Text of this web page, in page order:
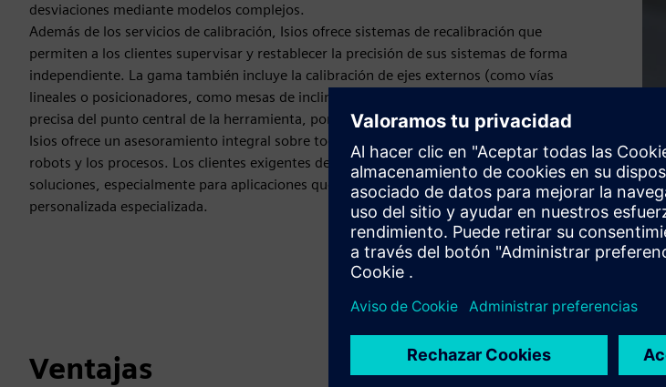
desviaciones mediante modelos complejos.
Además de los servicios de calibración, Isios ofrece sistemas de recalibración que
permiten a los clientes supervisar y restablecer la precisión de sus sistemas de forma
independiente. La gama también incluye la calibración de ejes externos (como vías
lineales o posicionadores, como mesas de inclinación giratoria) y la determinación
precisa del punto central de la herramienta, por ejemplo, en los husillos de fresado.
Isios ofrece un asesoramiento integral sobre todos los aspectos de la precisión de los
robots y los procesos. Los clientes exigentes de todo el mundo confían en estas
soluciones, especialmente para aplicaciones que antes requerían maquinaria
personalizada especializada.
Ventajas